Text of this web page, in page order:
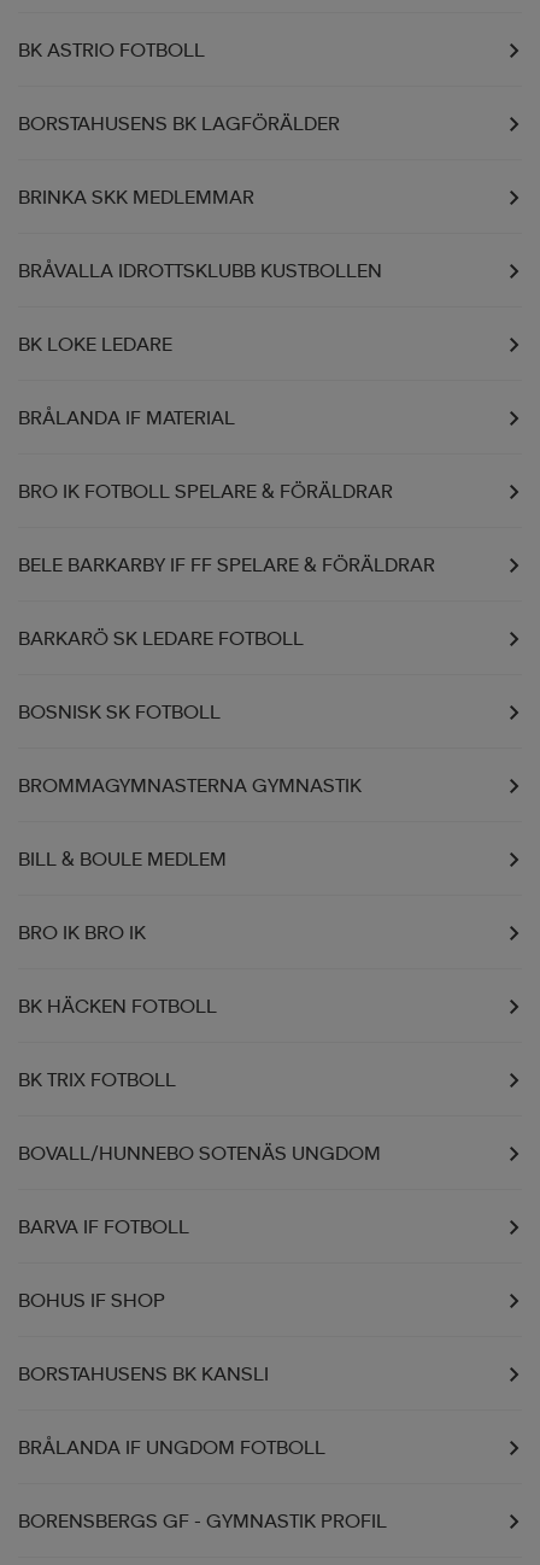
BK ASTRIO FOTBOLL
BORSTAHUSENS BK LAGFÖRÄLDER
BRINKA SKK MEDLEMMAR
BRÅVALLA IDROTTSKLUBB KUSTBOLLEN
BK LOKE LEDARE
BRÅLANDA IF MATERIAL
BRO IK FOTBOLL SPELARE & FÖRÄLDRAR
BELE BARKARBY IF FF SPELARE & FÖRÄLDRAR
BARKARÖ SK LEDARE FOTBOLL
BOSNISK SK FOTBOLL
BROMMAGYMNASTERNA GYMNASTIK
BILL & BOULE MEDLEM
BRO IK BRO IK
BK HÄCKEN FOTBOLL
BK TRIX FOTBOLL
BOVALL/HUNNEBO SOTENÄS UNGDOM
BARVA IF FOTBOLL
BOHUS IF SHOP
BORSTAHUSENS BK KANSLI
BRÅLANDA IF UNGDOM FOTBOLL
BORENSBERGS GF - GYMNASTIK PROFIL